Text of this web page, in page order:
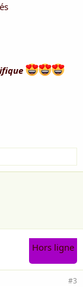
Hors ligne
#3